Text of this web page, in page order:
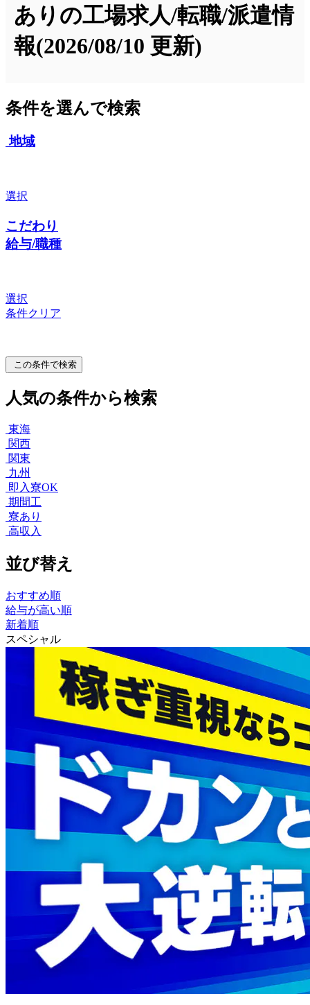
ありの工場求人/転職/派遣情
報(2026/08/10 更新)
条件を選んで検索
地域
選択
こだわり
給与/職種
選択
条件クリア
この条件で検索
人気の条件から検索
東海
関西
関東
九州
即入寮OK
期間工
寮あり
高収入
並び替え
おすすめ順
給与が高い順
新着順
スペシャル